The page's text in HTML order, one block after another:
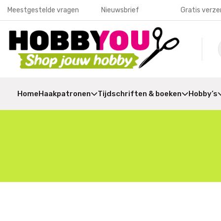
Meestgestelde vragen Nieuwsbrief Gratis
HomeHaakpatronen Tijdschriften & boeken Hobby’s